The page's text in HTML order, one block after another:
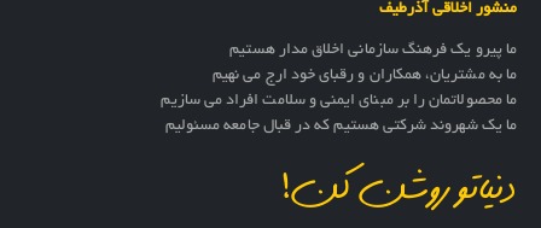
منشور اخلاقی آذرطیف
ما پیرو یک فرهنگ سازمانی اخلاق مدار هستیم
ما به مشتریان، همکاران و رقبای خود ارج می نهیم
ما محصولاتمان را بر مبنای ایمنی و سلامت افراد می سازیم
ما یک شهروند شرکتی هستیم که در قبال جامعه مسئولیم
دنیاتو روشن کن!